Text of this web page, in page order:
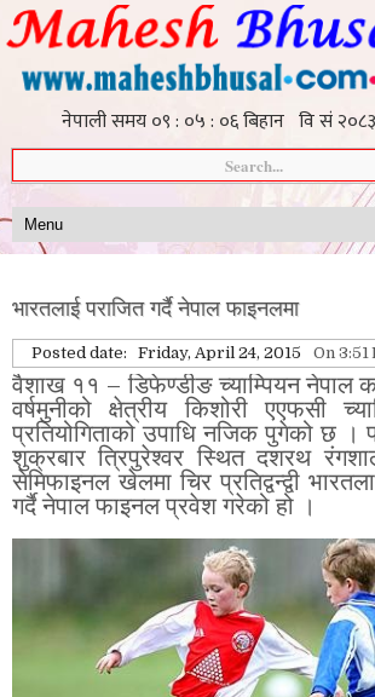
भारतलाई पराजित गर्दै नेपाल फाइनलमा
Posted date: Friday, April 24, 2015 On 3:51
वैशाख ११ – डिफेण्डीङ च्याम्पियन नेपाल
वर्षमुनीको क्षेत्रीय किशोरी एएफसी
प्रतियोगिताको उपाधि नजिक पुगेको छ ।
शुक्रबार त्रिपुरेश्वर स्थित दशरथ
सेमिफाइनल खेलमा चिर प्रतिद्वन्द्वी
गर्दै नेपाल फाइनल प्रवेश गरेको हो ।